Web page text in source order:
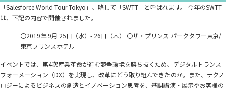
「Salesforce World Tour Tokyo」、略して「SWTT」と呼ばれます。 今年のSWTT
は、下記の内容で開催されました。
〇2019年 9月 25日（水）- 26日（木） 〇ザ・プリンス パークタワー東京/
東京プリンスホテル
イベントでは、第4次産業革命が進む競争環境を勝ち抜くため、デジタルトランス
フォーメーション（DX）を実現し、改革にどう取り組んできたのか。また、テクノ
ロジーによるビジネスの創造とイノベーション思考を、基調講演・展示やお客様の